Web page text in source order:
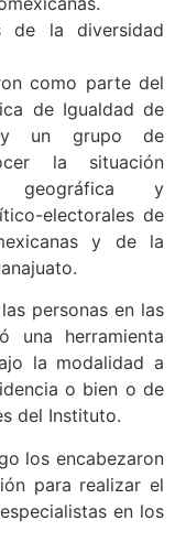
de la diversidad
como parte del
de Igualdad de
y un grupo de
la situación
geográfica y
electorales de
y de la
personas en las
una herramienta
la modalidad a
o bien o de
del Instituto.
los encabezaron
para realizar el
en los